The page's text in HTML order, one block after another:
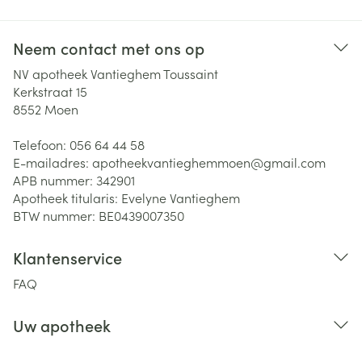
Neem contact met ons op
NV apotheek Vantieghem Toussaint
Kerkstraat 15
8552 Moen
Telefoon: 056 64 44 58
E-mailadres: apotheekvantieghemmoen@gmail.com
APB nummer: 342901
Apotheek titularis: Evelyne Vantieghem
BTW nummer: BE0439007350
Klantenservice
FAQ
Uw apotheek